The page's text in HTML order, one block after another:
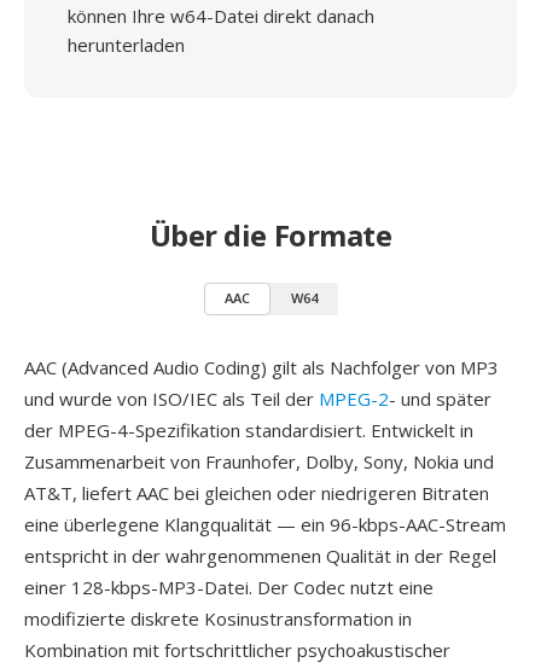
können Ihre w64-Datei direkt danach
herunterladen
Über die Formate
AAC W64
AAC (Advanced Audio Coding) gilt als Nachfolger von MP3
und wurde von ISO/IEC als Teil der MPEG-2- und später
der MPEG-4-Spezifikation standardisiert. Entwickelt in
Zusammenarbeit von Fraunhofer, Dolby, Sony, Nokia und
AT&T, liefert AAC bei gleichen oder niedrigeren Bitraten
eine überlegene Klangqualität — ein 96-kbps-AAC-Stream
entspricht in der wahrgenommenen Qualität in der Regel
einer 128-kbps-MP3-Datei. Der Codec nutzt eine
modifizierte diskrete Kosinustransformation in
Kombination mit fortschrittlicher psychoakustischer